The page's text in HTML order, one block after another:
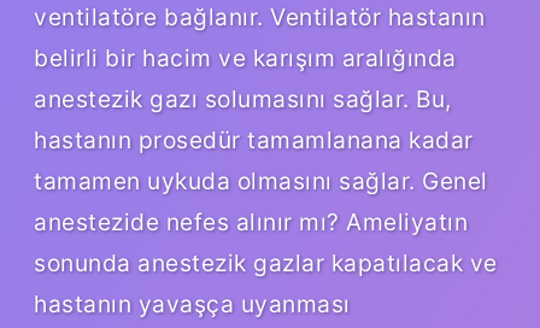
ventilatöre bağlanır. Ventilatör hastanın
belirli bir hacim ve karışım aralığında
anestezik gazı solumasını sağlar. Bu,
hastanın prosedür tamamlanana kadar
tamamen uykuda olmasını sağlar. Genel
anestezide nefes alınır mı? Ameliyatın
sonunda anestezik gazlar kapatılacak ve
hastanın yavaşça uyanması